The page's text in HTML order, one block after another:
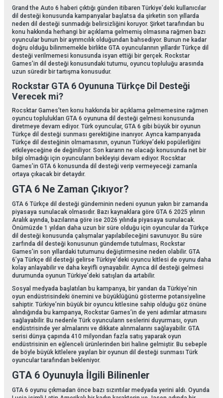
Grand the Auto 6 haberi çıktığı günden itibaren Türkiye’deki kullanıcılar
dil desteği konusunda kampanyalar başlatsa da şirketin son yıllarda
neden dil desteği sunmadığı belirsizliğini koruyor. Şirket tarafından bu
konu hakkında herhangi bir açıklama gelmemiş olmasına rağmen bazı
oyuncular bunun bir ayrımcılık olduğundan bahsediyor. Bunun ne kadar
doğru olduğu bilinmemekle birlikte GTA oyuncularının yıllardır Türkçe dil
desteği verilmemesi konusunda isyan ettiği bir gerçek. Rockstar
Games’in dil desteği konusundaki tutumu, oyuncu topluluğu arasında
uzun süredir bir tartışma konusudur.
Rockstar GTA 6 Oyununa Türkçe Dil Desteği
Verecek mi?
Rocsktar Games’ten konu hakkında bir açıklama gelmemesine rağmen
oyuncu toplulukları GTA 6 oyununa dil desteği gelmesi konusunda
diretmeye devam ediyor. Türk oyuncular, GTA 6 gibi büyük bir oyunun
Türkçe dil desteği sunması gerektiğine inanıyor. Ayrıca kampanyada
Türkçe dil desteğinin olmamasının, oyunun Türkiye’deki popülerliğini
etkileyeceğine de değiniliyor. Son kararın ne olacağı konusunda net bir
bilgi olmadığı için oyuncuların bekleyişi devam ediyor. Rocsktar
Games’in GTA 6 konusunda dil desteği verip vermeyeceği zamanla
ortaya çıkacak bir detaydır.
GTA 6 Ne Zaman Çıkıyor?
GTA 6 Türkçe dil desteği gündeminin nedeni oyunun yakın bir zamanda
piyasaya sunulacak olmasıdır. Bazı kaynaklara göre GTA 6 2025 yılının
Aralık ayında, bazılarına göre ise 2026 yılında piyasaya sunulacak.
Önümüzde 1 yıldan daha uzun bir süre olduğu için oyuncular da Türkçe
dil desteği konusunda çalışmalar yapılabileceğini savunuyor. Bu süre
zarfında dil desteği konusunun gündemde tutulması, Rockstar
Games’in son yıllardaki tutumunu değiştirmesine neden olabilir. GTA
6’ya Türkçe dil desteği gelirse Türkiye’deki oyuncu kitlesi de oyunu daha
kolay anlayabilir ve daha keyifli oynayabilir. Ayrıca dil desteği gelmesi
durumunda oyunun Türkiye’deki satışları da artabilir.
Sosyal medyada başlatılan bu kampanya, bir yandan da Türkiye’nin
oyun endüstrisindeki önemini ve büyüklüğünü gösterme potansiyeline
sahiptir. Türkiye’nin büyük bir oyuncu kitlesine sahip olduğu göz önüne
alındığında bu kampanya, Rockstar Games’in de yeni adımlar atmasını
sağlayabilir. Bu nedenle Türk oyuncuların seslerini duyurması, oyun
endüstrisinde yer almalarını ve dikkate alınmalarını sağlayabilir. GTA
serisi dünya çapında 410 milyondan fazla satış yaparak oyun
endüstrisinin en eğlenceli ürünlerinden biri haline gelmiştir. Bu sebeple
de böyle büyük kitlelere yayılan bir oyunun dil desteği sunması Türk
oyuncular tarafından bekleniyor.
GTA 6 Oyunuyla İlgili Bilinenler
GTA 6 oyunu çıkmadan önce bazı sızıntılar medyada yerini aldı. Oyunda